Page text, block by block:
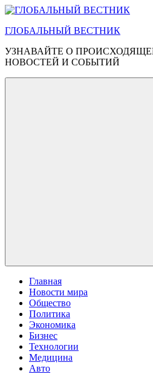
Перейти
содержимому
ГЛОБАЛЬНЫЙ ВЕСТНИК
УЗНАВАЙТЕ О
НОВОСТЕЙ И СОБЫТИЙ
Главная
Новости мира
Общество
Политика
Экономика
Бизнес
Технологии
Медицина
Авто